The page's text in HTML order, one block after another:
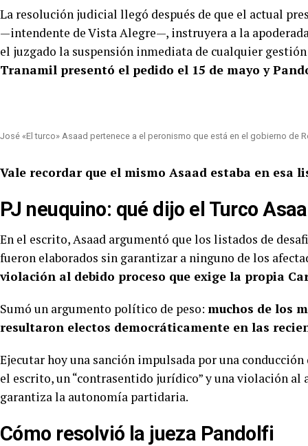
La resolución judicial llegó después de que el actual
—intendente de Vista Alegre—, instruyera a la
el juzgado la suspensión inmediata de cualquier
Tranamil presentó el pedido el 15 de mayo y
José «El turco» Asaad pertenece a el peronismo que está en el gobierno de
Vale recordar que el mismo Asaad estaba en esa
PJ neuquino: qué dijo el Turco
En el escrito, Asaad argumentó que los listados de
fueron elaborados sin garantizar a ninguno de los
violación al debido proceso que exige la propia
Sumó un argumento político de peso: muchos de los
resultaron electos democráticamente en las
Ejecutar hoy una sanción impulsada por una
el escrito, un “contrasentido jurídico” y una violación
garantiza la autonomía partidaria.
Cómo resolvió la jueza Pandolfi